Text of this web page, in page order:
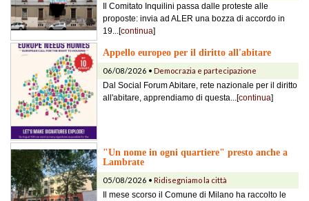
Il Comitato Inquilini passa dalle proteste alle
proposte: invia ad ALER una bozza di accordo in
19...[continua]
Appello europeo per il diritto all'abitare
06/08/2026 • Democrazia e partecipazione
Dal Social Forum Abitare, rete nazionale per il diritto
all'abitare, apprendiamo di questa...[continua]
"Un nome in ogni quartiere" presto anche a
Lambrate
05/08/2026 • Ridisegniamo la città
Il mese scorso il Comune di Milano ha raccolto le